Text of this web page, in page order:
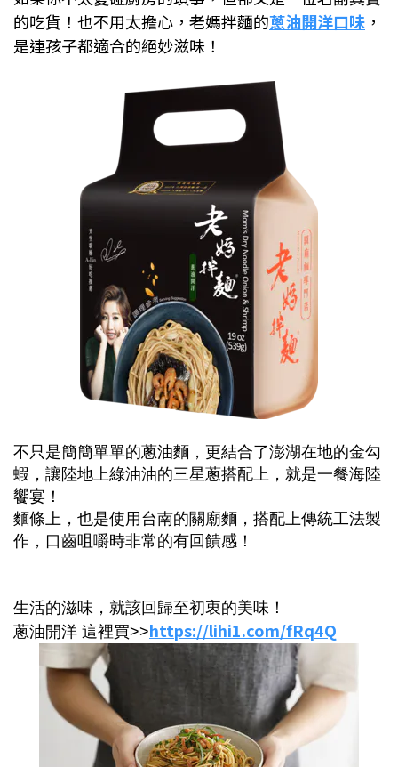
的吃貨！也不用太擔心，老媽拌麵的蔥油開洋口味 ，
是連孩子都適合的絕妙滋味！
不只是簡簡單單的蔥油麵，更結合了澎湖在地的金勾
蝦，讓陸地上綠油油的三星蔥搭配上，就是一餐海陸
饗宴！
麵條上，也是使用台南的關廟麵，搭配上傳統工法製
作，口齒咀嚼時非常的有回饋感！
生活的滋味，就該回歸至初衷的美味！
蔥油開洋 這裡買>>https://lihi1.com/fRq4Q